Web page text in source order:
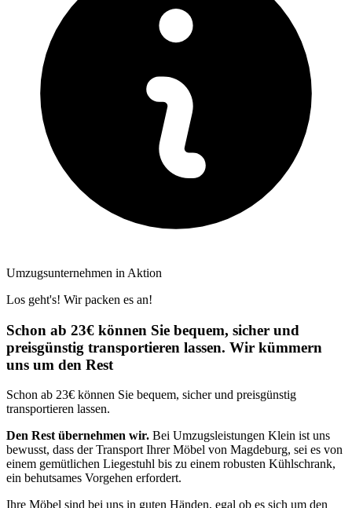
Umzugsunternehmen in Aktion
Los geht's! Wir packen es an!
Schon ab 23€ können Sie bequem, sicher und
preisgünstig transportieren lassen. Wir kümmern
uns um den Rest
Schon ab 23€ können Sie bequem, sicher und preisgünstig
transportieren lassen.
Den Rest übernehmen wir. Bei Umzugsleistungen Klein ist uns
bewusst, dass der Transport Ihrer Möbel von Magdeburg, sei es von
einem gemütlichen Liegestuhl bis zu einem robusten Kühlschrank,
ein behutsames Vorgehen erfordert.
Ihre Möbel sind bei uns in guten Händen, egal ob es sich um den